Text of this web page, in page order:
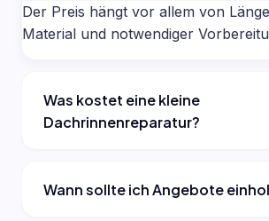
Der Preis hängt vor allem von
Material und notwendiger
Was kostet eine kleine
Dachrinnenreparatur?
Wann sollte ich Angebote